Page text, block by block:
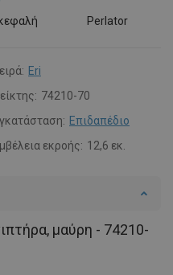
Perlator
Eri
74210-70
Επιδαπέδιο
εκροής: 12,6 εκ.
μαύρη - 74210-